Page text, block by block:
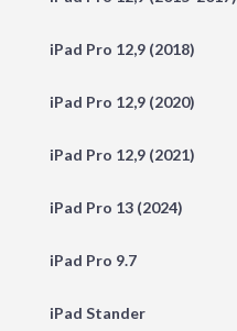
iPad Pro 12,9 (2018)
iPad Pro 12,9 (2020)
iPad Pro 12,9 (2021)
iPad Pro 13 (2024)
iPad Pro 9.7
iPad Stander